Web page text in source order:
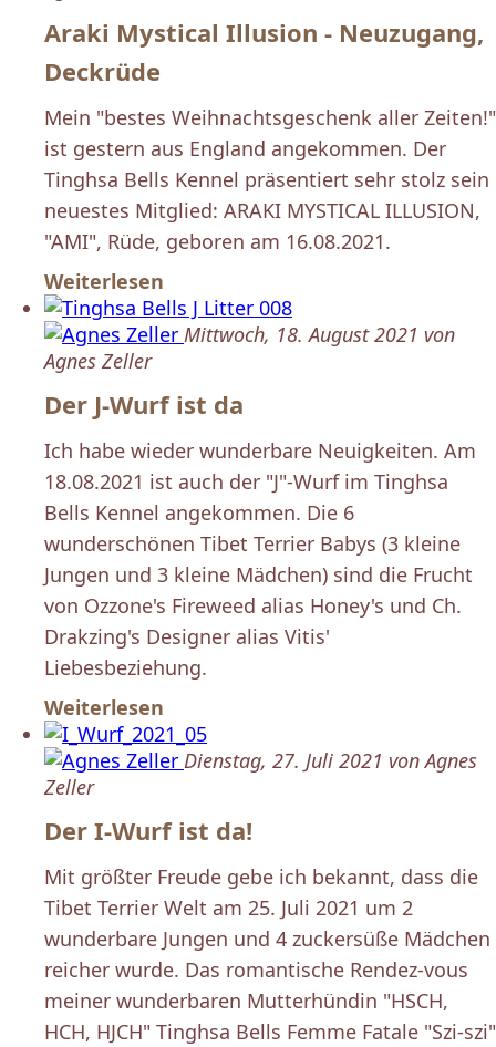
Araki Mystical Illusion - Neuzugang,
Deckrüde
Mein "bestes Weihnachtsgeschenk aller Zeiten!"
ist gestern aus England angekommen. Der
Tinghsa Bells Kennel präsentiert sehr stolz sein
neuestes Mitglied: ARAKI MYSTICAL ILLUSION,
"AMI", Rüde, geboren am 16.08.2021.
Weiterlesen
Mittwoch, 18. August 2021 von
Agnes Zeller
Der J-Wurf ist da
Ich habe wieder wunderbare Neuigkeiten. Am
18.08.2021 ist auch der "J"-Wurf im Tinghsa
Bells Kennel angekommen. Die 6
wunderschönen Tibet Terrier Babys (3 kleine
Jungen und 3 kleine Mädchen) sind die Frucht
von Ozzone's Fireweed alias Honey's und Ch.
Drakzing's Designer alias Vitis'
Liebesbeziehung.
Weiterlesen
Dienstag, 27. Juli 2021 von Agnes
Zeller
Der I-Wurf ist da!
Mit größter Freude gebe ich bekannt, dass die
Tibet Terrier Welt am 25. Juli 2021 um 2
wunderbare Jungen und 4 zuckersüße Mädchen
reicher wurde. Das romantische Rendez-vous
meiner wunderbaren Mutterhündin "HSCH,
HCH, HJCH" Tinghsa Bells Femme Fatale "Szi-szi"